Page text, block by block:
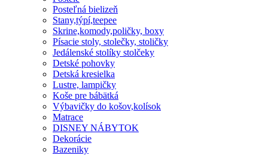
Posteľná bielizeň
Stany,týpí,teepee
Skrine,komody,poličky, boxy
Písacie stoly, stolečky, stoličky
Jedálenské stolíky stolčeky
Detské pohovky
Detská kresielka
Lustre, lampičky
Koše pre bábätká
Výbavičky do košov,kolísok
Matrace
DISNEY NÁBYTOK
Dekorácie
Bazeniky